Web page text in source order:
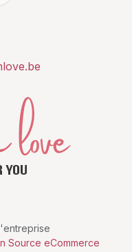
Source eCommerce